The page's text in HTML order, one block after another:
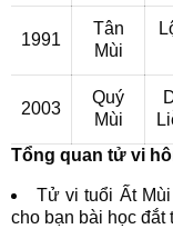
1991
Tân
Mùi
2003
Quý
Mùi
Tổng quan tử vi
Tử vi tuổi Ất
cho bạn bài học đắt